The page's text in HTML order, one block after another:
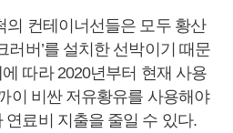
의 컨테이너선들은 모두 황산
러버’를 설치한 선박이기 때문
따라 2020년부터 현재 사용
이 비싼 저유황유를 사용해야
료비 지출을 줄일 수 있다.